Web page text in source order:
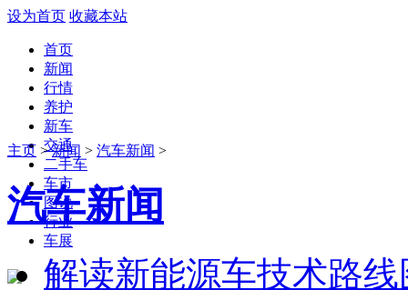
设为首页 收藏本站
首页
新闻
行情
养护
新车
交通
二手车
车市
图说
行业
车展
主页 >新闻 > 汽车新闻 >
汽车新闻
解读新能源车技术路